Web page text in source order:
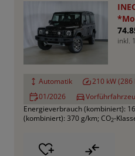
€
inkl.
Automatik 210 kW (286
01/2026
Energieverbrauch (kombiniert):
(kombiniert): 370 g/km; CO2-